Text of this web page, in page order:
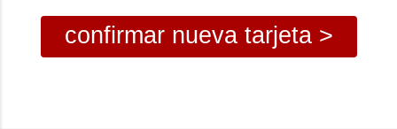
confirmar nueva tarjeta >